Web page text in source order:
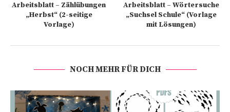
Arbeitsblatt – Zählübungen
„Herbst“ (2-seitige
Vorlage)
Arbeitsblatt – Wörtersuche
„Suchsel Schule“ (Vorlage
mit Lösungen)
NOCH MEHR FÜR DICH